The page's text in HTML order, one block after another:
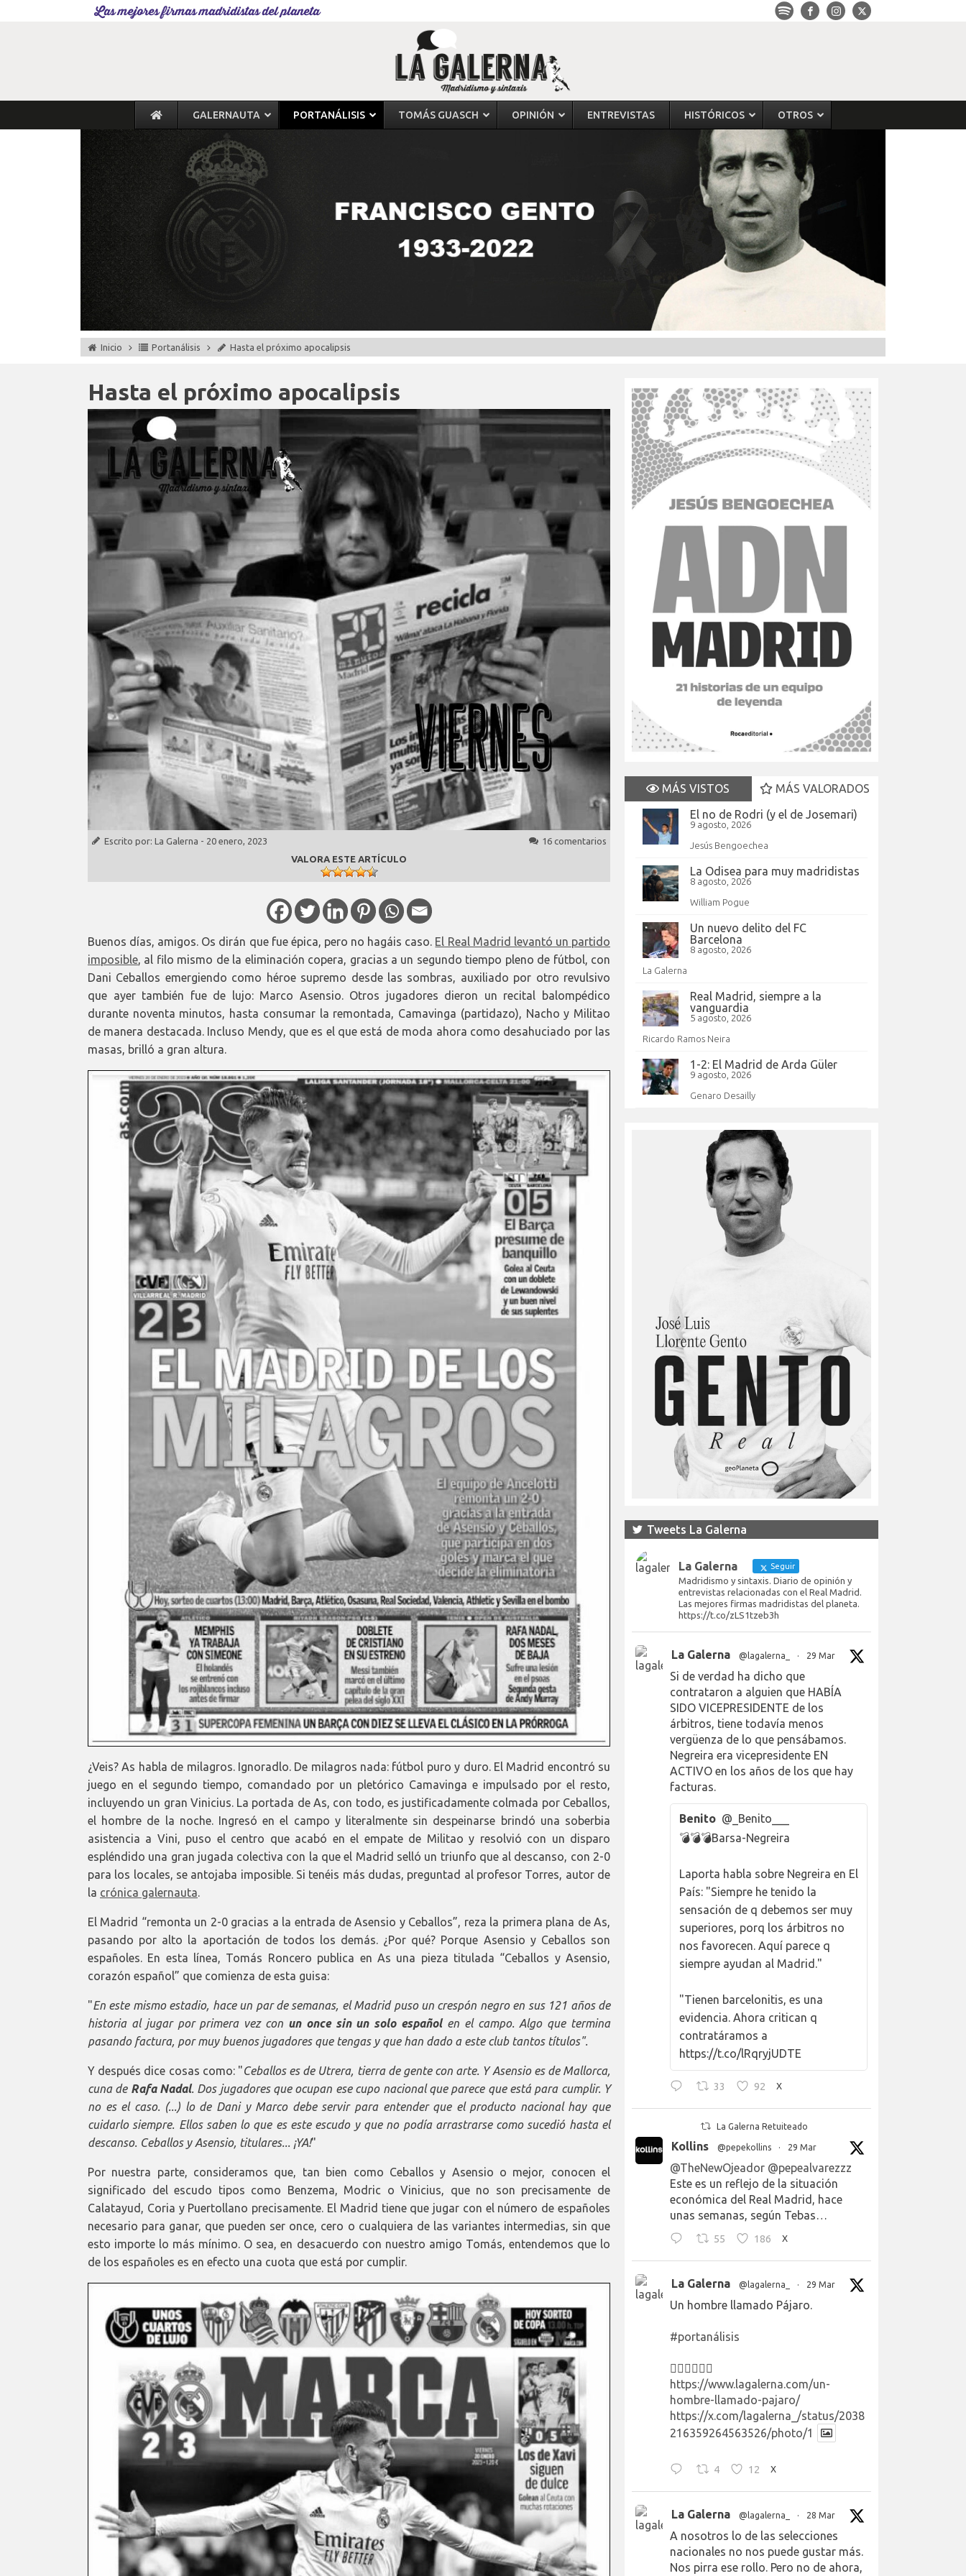
Las mejores firmas madridistas del planeta
GALERNAUTA PORTANÁLISIS TOMÁS GUASCH OPINIÓN ENTREVISTAS HISTÓRICOS OTROS
Inicio Portanálisis Hasta el próximo apocalipsis
Hasta el próximo apocalipsis
Escrito por: La Galerna - 20 enero, 2023
16 comentarios
VALORA ESTE ARTÍCULO
Buenos días, amigos. Os dirán que fue épica, pero no hagáis caso. El Real Madrid levantó un partido
imposible, al filo mismo de la eliminación copera, gracias a un segundo tiempo pleno de fútbol, con
Dani Ceballos emergiendo como héroe supremo desde las sombras, auxiliado por otro revulsivo
que ayer también fue de lujo: Marco Asensio. Otros jugadores dieron un recital balompédico
durante noventa minutos, hasta consumar la remontada, Camavinga (partidazo), Nacho y Militao
de manera destacada. Incluso Mendy, que es el que está de moda ahora como desahuciado por las
masas, brilló a gran altura.
¿Veis? As habla de milagros. Ignoradlo. De milagros nada: fútbol puro y duro. El Madrid encontró su
juego en el segundo tiempo, comandado por un pletórico Camavinga e impulsado por el resto,
incluyendo un gran Vinicius. La portada de As, con todo, es justificadamente colmada por Ceballos,
el hombre de la noche. Ingresó en el campo y literalmente sin despeinarse brindó una soberbia
asistencia a Vini, puso el centro que acabó en el empate de Militao y resolvió con un disparo
espléndido una gran jugada colectiva con la que el Madrid selló un triunfo que al descanso, con 2-0
para los locales, se antojaba imposible. Si tenéis más dudas, preguntad al profesor Torres, autor de
la crónica galernauta
El Madrid “remonta un 2-0 gracias a la entrada de Asensio y Ceballos”, reza la primera plana de As,
pasando por alto la aportación de todos los demás. ¿Por qué? Porque Asensio y Ceballos son
españoles. En esta línea, Tomás Roncero publica en As una pieza titulada “Ceballos y Asensio,
corazón español” que comienza de esta guisa:
"En este mismo estadio, hace un par de semanas, el Madrid puso un crespón negro en sus 121 años de
historia al jugar por primera vez con un once sin un solo españolen el campo. Algo que termina
pasando factura, por muy buenos jugadores que tengas y que han dado a este club tantos títulos".
Y después dice cosas como: "Ceballos es de Utrera, tierra de gente con arte. Y Asensio es de Mallorca,
cuna de Rafa Nadal. Dos jugadores que ocupan ese cupo nacional que parece que está para cumplir. Y
no es el caso. (...) lo de Dani y Marco debe servir para entender que el producto nacional hay que
cuidarlo siempre. Ellos saben lo que es este escudo y que no podía arrastrarse como sucedió hasta el
descanso. Ceballos y Asensio, titulares... ¡YA!"
Por nuestra parte, consideramos que, tan bien como Ceballos y Asensio o mejor, conocen el
significado del escudo tipos como Benzema, Modric o Vinicius, que no son precisamente de
Calatayud, Coria y Puertollano precisamente. El Madrid tiene que jugar con el número de españoles
necesario para ganar, que pueden ser once, cero o cualquiera de las variantes intermedias, sin que
esto importe lo más mínimo. O sea, en desacuerdo con nuestro amigo Tomás, entendemos que lo
de los españoles es en efecto una cuota que está por cumplir.
MÁS VISTOS
MÁS VALORADOS
El no de Rodri (y el de Josemari)
9 agosto, 2026
Jesús Bengoechea
La Odisea para muy madridistas
8 agosto, 2026
William Pogue
Un nuevo delito del FC
Barcelona
8 agosto, 2026
La Galerna
Real Madrid, siempre a la
vanguardia
5 agosto, 2026
Ricardo Ramos Neira
1-2: El Madrid de Arda Güler
9 agosto, 2026
Genaro Desailly
Tweets La Galerna
La Galerna Seguir
Madridismo y sintaxis. Diario de opinión y
entrevistas relacionadas con el Real Madrid.
Las mejores firmas madridistas del planeta.
https://t.co/zLS1tzeb3h
La Galerna @lagalerna_ · 29 Mar
Si de verdad ha dicho que
contrataron a alguien que HABÍA
SIDO VICEPRESIDENTE de los
árbitros, tiene todavía menos
vergüenza de lo que pensábamos.
Negreira era vicepresidente EN
ACTIVO en los años de los que hay
facturas.
Benito @_Benito___
💣💣💣Barsa-Negreira
Laporta habla sobre Negreira en El
País: "Siempre he tenido la
sensación de q debemos ser muy
superiores, porq los árbitros no
nos favorecen. Aquí parece q
siempre ayudan al Madrid."
"Tienen barcelonitis, es una
evidencia. Ahora critican q
contratáramos a
https://t.co/lRqryjUDTE
33 92 X
La Galerna Retuiteado
Kollins @pepekollins · 29 Mar
@TheNewOjeador @pepealvarezzz
Este es un reflejo de la situación
económica del Real Madrid, hace
unas semanas, según Tebas…
55 186 X
La Galerna @lagalerna_ · 29 Mar
Un hombre llamado Pájaro.
#portanálisis
👉🏻👉🏻👉🏻
https://www.lagalerna.com/un-
hombre-llamado-pajaro/
https://x.com/lagalerna_/status/2038
216359264563526/photo/1
4 12 X
La Galerna @lagalerna_ · 28 Mar
A nosotros lo de las selecciones
nacionales no nos puede gustar más.
Nos pirra ese rollo. Pero no de ahora,